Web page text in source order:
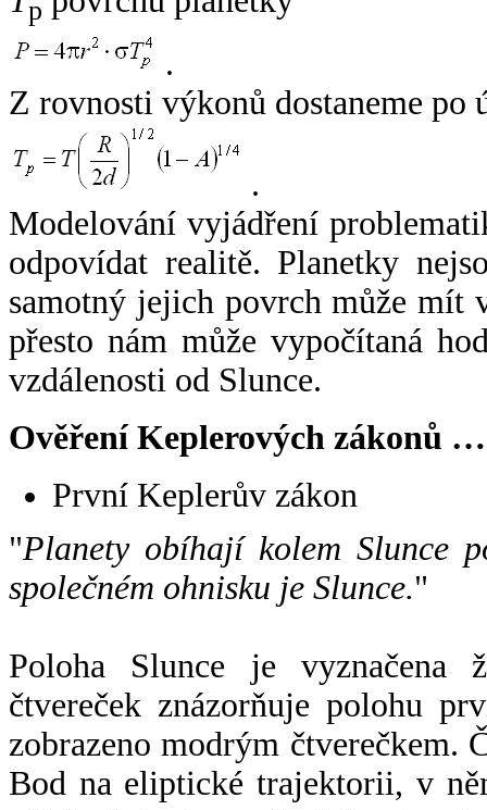
p
.
Z rovnosti výkonů dostaneme po
.
Modelování vyjádření
odpovídat realitě. Planetky
samotný jejich povrch může mít
přesto nám může vypočítaná
vzdálenosti od Slunce.
Ověření Keplerových zákonů …
První Keplerův zákon
"Planety obíhají kolem Slunce
společném ohnisku je Slunce."
Poloha Slunce je vyznačena
čtvereček znázorňuje polohu
zobrazeno modrým čtverečkem.
Bod na eliptické trajektorii, v